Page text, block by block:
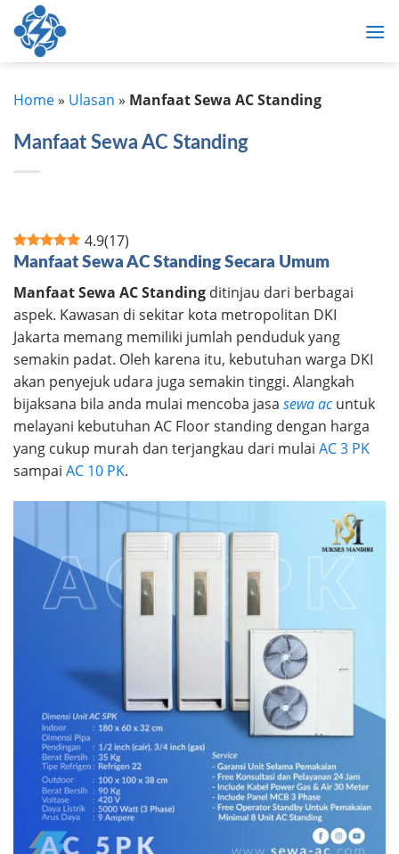
Skip
to
content
Home» Ulasan » Manfaat Sewa AC Standing
Manfaat Sewa AC Standing
4.9(17)
Manfaat Sewa AC Standing Secara Umum
Manfaat Sewa AC Standing ditinjau dari berbagai
aspek. Kawasan di sekitar kota metropolitan DKI
Jakarta memang memiliki jumlah penduduk yang
semakin padat. Oleh karena itu, kebutuhan warga DKI
akan penyejuk udara juga semakin tinggi. Alangkah
bijaksana bila anda mulai mencoba jasa sewa acuntuk
melayani kebutuhan AC Floor standing dengan harga
yang cukup murah dan terjangkau dari mulai AC 3 PK
sampai AC 10 PK.